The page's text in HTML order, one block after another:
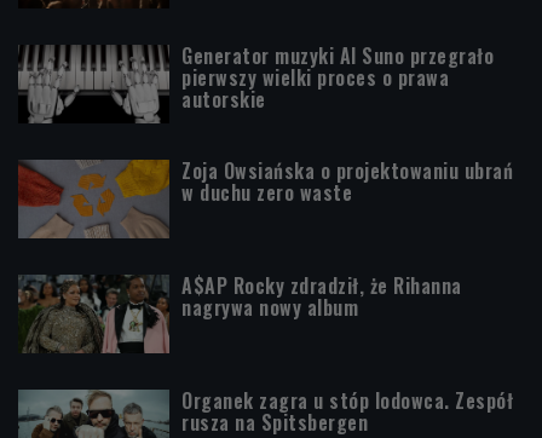
Generator muzyki AI Suno przegrało
pierwszy wielki proces o prawa
autorskie
Zoja Owsiańska o projektowaniu ubrań
w duchu zero waste
A$AP Rocky zdradził, że Rihanna
nagrywa nowy album
Organek zagra u stóp lodowca. Zespół
rusza na Spitsbergen